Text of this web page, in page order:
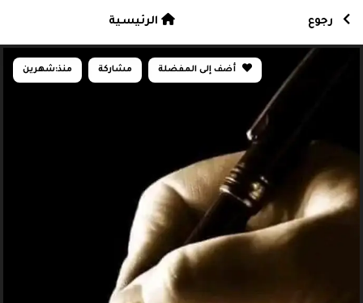
أضف إلى المفضلة مشاركة منذ:شهرين
رجوع الرئيسية